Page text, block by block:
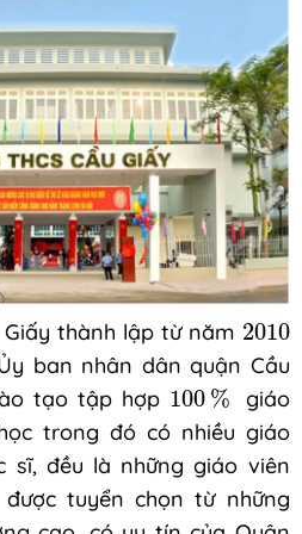
thành lập từ năm 2010
2010
ban nhân dân quận Cầu
tạo tập hợp 100 %
100 %
giáo
trong đó có nhiều giáo
sĩ, đều là những giáo viên
tuyển chọn từ những